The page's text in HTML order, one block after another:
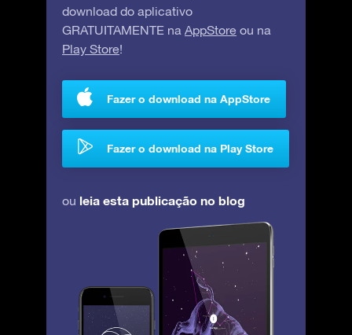
download do aplicativo
GRATUITAMENTE na AppStore ou na
Play Store!
Fazer o download na AppStore
Fazer o download na Play Store
ou leia esta publicação no blog